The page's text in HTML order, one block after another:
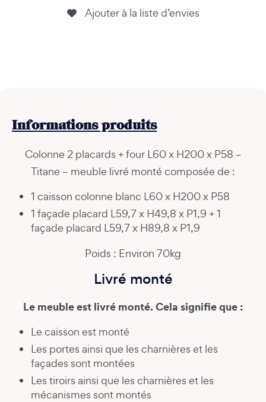
Ajouter à la liste d’envies
Informationsproduits
Colonne 2 placards + four L60 x H200 x P58 –
Titane – meuble livré monté composée de :
1 caisson colonne blanc L60 x H200 x P58
1 façade placard L59,7 x H49,8 x P1,9 + 1
façade placard L59,7 x H89,8 x P1,9
Poids : Environ 70kg
Livré monté
Le meuble est livré monté. Cela signifie que :
Le caisson est monté
Les portes ainsi que les charnières et les
façades sont montées
Les tiroirs ainsi que les charnières et les
mécanismes sont montés